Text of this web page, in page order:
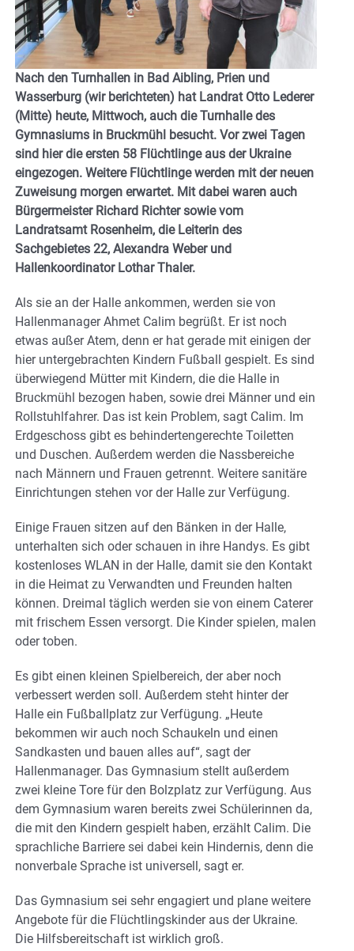
Nach den Turnhallen in Bad Aibling, Prien und
Wasserburg (wir berichteten) hat Landrat Otto Lederer
(Mitte) heute, Mittwoch, auch die Turnhalle des
Gymnasiums in Bruckmühl besucht. Vor zwei Tagen
sind hier die ersten 58 Flüchtlinge aus der Ukraine
eingezogen. Weitere Flüchtlinge werden mit der neuen
Zuweisung morgen erwartet. Mit dabei waren auch
Bürgermeister Richard Richter sowie vom
Landratsamt Rosenheim, die Leiterin des
Sachgebietes 22, Alexandra Weber und
Hallenkoordinator Lothar Thaler.
Als sie an der Halle ankommen, werden sie von
Hallenmanager Ahmet Calim begrüßt. Er ist noch
etwas außer Atem, denn er hat gerade mit einigen der
hier untergebrachten Kindern Fußball gespielt. Es sind
überwiegend Mütter mit Kindern, die die Halle in
Bruckmühl bezogen haben, sowie drei Männer und ein
Rollstuhlfahrer. Das ist kein Problem, sagt Calim. Im
Erdgeschoss gibt es behindertengerechte Toiletten
und Duschen. Außerdem werden die Nassbereiche
nach Männern und Frauen getrennt. Weitere sanitäre
Einrichtungen stehen vor der Halle zur Verfügung.
Einige Frauen sitzen auf den Bänken in der Halle,
unterhalten sich oder schauen in ihre Handys. Es gibt
kostenloses WLAN in der Halle, damit sie den Kontakt
in die Heimat zu Verwandten und Freunden halten
können. Dreimal täglich werden sie von einem Caterer
mit frischem Essen versorgt. Die Kinder spielen, malen
oder toben.
Es gibt einen kleinen Spielbereich, der aber noch
verbessert werden soll. Außerdem steht hinter der
Halle ein Fußballplatz zur Verfügung. „Heute
bekommen wir auch noch Schaukeln und einen
Sandkasten und bauen alles auf“, sagt der
Hallenmanager. Das Gymnasium stellt außerdem
zwei kleine Tore für den Bolzplatz zur Verfügung. Aus
dem Gymnasium waren bereits zwei Schülerinnen da,
die mit den Kindern gespielt haben, erzählt Calim. Die
sprachliche Barriere sei dabei kein Hindernis, denn die
nonverbale Sprache ist universell, sagt er.
Das Gymnasium sei sehr engagiert und plane weitere
Angebote für die Flüchtlingskinder aus der Ukraine.
Die Hilfsbereitschaft ist wirklich groß.